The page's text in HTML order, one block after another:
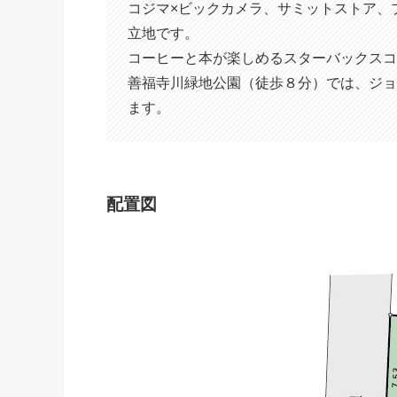
コジマ×ビックカメラ、サミットストア
立地です。
コーヒーと本が楽しめるスターバックス
善福寺川緑地公園（徒歩８分）では、ジ
ます。
配置図